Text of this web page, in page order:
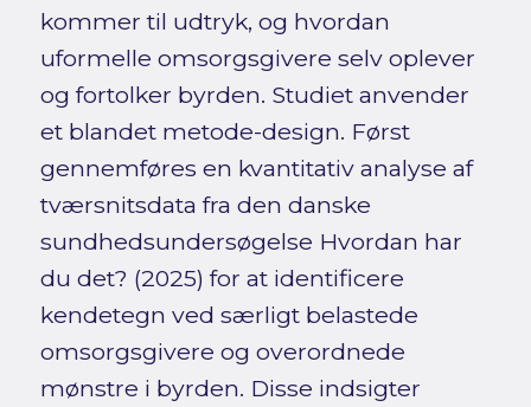
kommer til udtryk, og hvordan
uformelle omsorgsgivere selv oplever
og fortolker byrden. Studiet anvender
et blandet metode-design. Først
gennemføres en kvantitativ analyse af
tværsnitsdata fra den danske
sundhedsundersøgelse Hvordan har
du det? (2025) for at identificere
kendetegn ved særligt belastede
omsorgsgivere og overordnede
mønstre i byrden. Disse indsigter